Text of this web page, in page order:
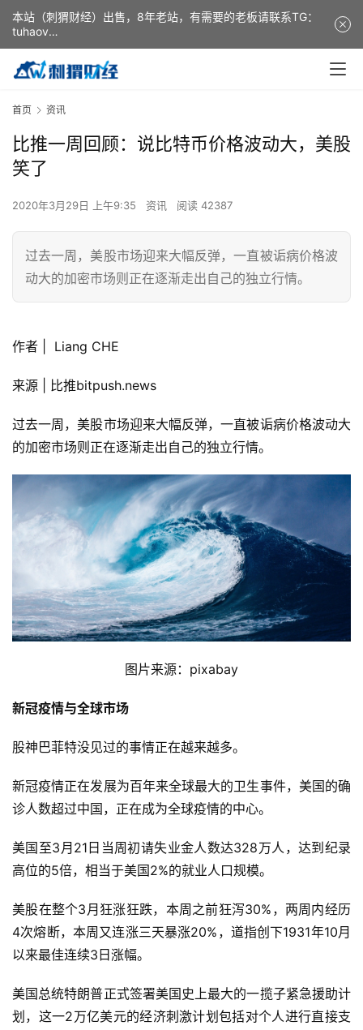
首页 资讯
比推一周回顾：说比特币价格波动大，美股
笑了
2020年3月29日 上午9:35 资讯 阅读 42387
过去一周，美股市场迎来大幅反弹，一直被诟病价格波
动大的加密市场则正在逐渐走出自己的独立行情。
作者 | Liang CHE
来源 | 比推bitpush.news
过去一周，美股市场迎来大幅反弹，一直被诟病价格波动大
的加密市场则正在逐渐走出自己的独立行情。
图片来源：pixabay
新冠疫情与全球市场
股神巴菲特没见过的事情正在越来越多。
新冠疫情正在发展为百年来全球最大的卫生事件，美国的确
诊人数超过中国，正在成为全球疫情的中心。
美国至3月21日当周初请失业金人数达328万人，达到纪录
高位的5倍，相当于美国2%的就业人口规模。
美股在整个3月狂涨狂跌，本周之前狂泻30%，两周内经历
4次熔断，本周又连涨三天暴涨20%，道指创下1931年10月
以来最佳连续3日涨幅。
美国总统特朗普正式签署美国史上最大的一揽子紧急援助计
划，这一2万亿美元的经济刺激计划包括对个人进行直接支
本站（刺猬财经）出售，8年老站，有需要的老板请联系TG：
tuhaov
This website (ciweicaijing) is for sale. It is a 8-year-old
website. If you need it, please contact TG: tuhaov